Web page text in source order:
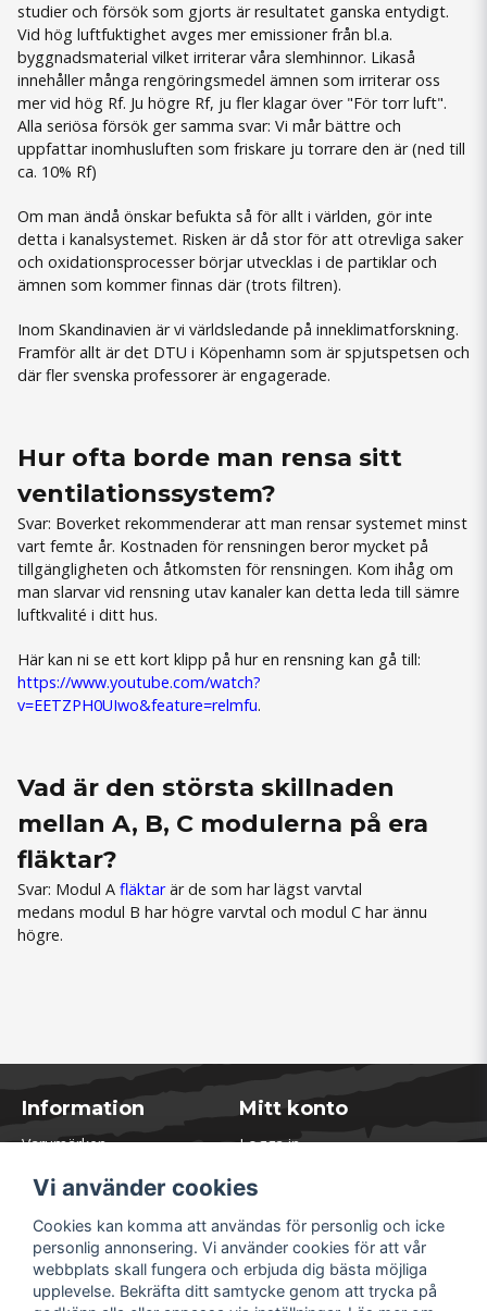
studier och försök som gjorts är resultatet ganska entydigt.
Vid hög luftfuktighet avges mer emissioner från bl.a.
byggnadsmaterial vilket irriterar våra slemhinnor. Likaså
innehåller många rengöringsmedel ämnen som irriterar oss
mer vid hög Rf. Ju högre Rf, ju fler klagar över "För torr luft".
Alla seriösa försök ger samma svar: Vi mår bättre och
uppfattar inomhusluften som friskare ju torrare den är (ned till
ca. 10% Rf)
Om man ändå önskar befukta så för allt i världen, gör inte
detta i kanalsystemet. Risken är då stor för att otrevliga saker
och oxidationsprocesser börjar utvecklas i de partiklar och
ämnen som kommer finnas där (trots filtren).
Inom Skandinavien är vi världsledande på inneklimatforskning.
Framför allt är det DTU i Köpenhamn som är spjutspetsen och
där fler svenska professorer är engagerade.
Hur ofta borde man rensa sitt
ventilationssystem?
Svar: Boverket rekommenderar att man rensar systemet minst
vart femte år. Kostnaden för rensningen beror mycket på
tillgängligheten och åtkomsten för rensningen. Kom ihåg om
man slarvar vid rensning utav kanaler kan detta leda till sämre
luftkvalité i ditt hus.
Här kan ni se ett kort klipp på hur en rensning kan gå till:
https://www.youtube.com/watch?
v=EETZPH0UIwo&feature=relmfu.
Vad är den största skillnaden
mellan A, B, C modulerna på era
fläktar?
Svar: Modul A fläktarär de som har lägst varvtal
medans modul B har högre varvtal och modul C har ännu
högre.
Information
Varumärken
Kontakta oss
Öppettider Lager
Om Soliduct
Soliduct & Ventilation.se
Informationssidor
Mitt konto
Logga in
Glömt lösenord?
Vi använder cookies
Cookies kan komma att användas för personlig och icke
personlig annonsering. Vi använder cookies för att vår
webbplats skall fungera och erbjuda dig bästa möjliga
upplevelse. Bekräfta ditt samtycke genom att trycka på